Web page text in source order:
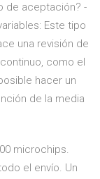
de aceptación? -
Este tipo
una revisión de
como el
hacer un
de la media
microchips.
el envío. Un